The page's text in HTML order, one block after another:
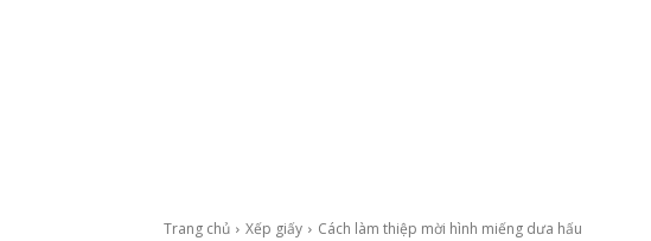
Trang chủ Xếp giấy Cách làm thiệp mời hình miếng dưa hấu